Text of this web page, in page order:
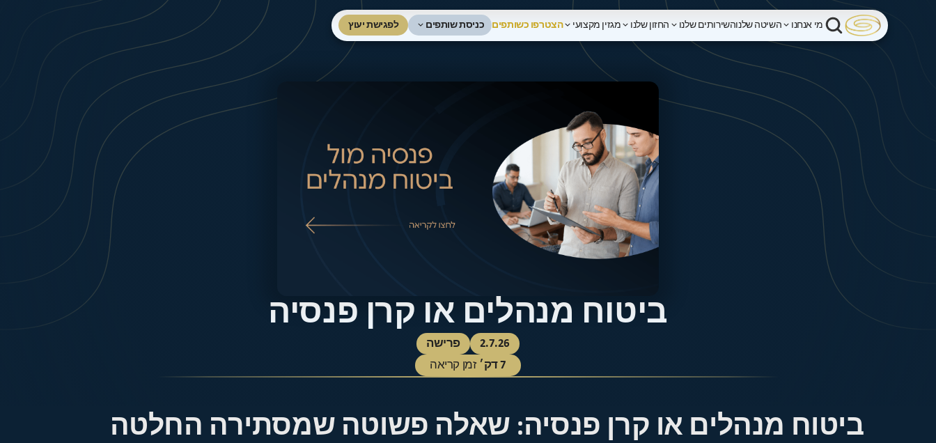
מי אנחנו השיטה שלנוהשירותים שלנו החזון שלנו מגזין מקצועי הצטרפו כשותפים כניסת שותפים
לפגישת יעוץ
לפגישת ייעוץ
ביטוח מנהלים או קרן פנסיה
2.7.26
פרישה
7 דק׳ זמן קריאה
ביטוח מנהלים או קרן פנסיה: שאלה פשוטה שמסתירה החלטה